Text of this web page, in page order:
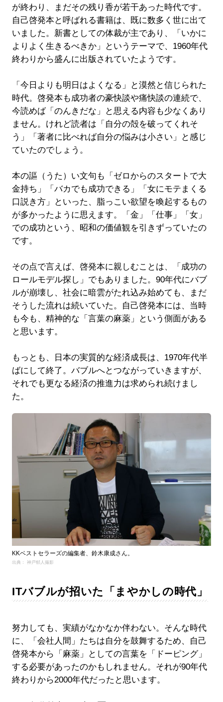
が終わり、まだその残り香が若干あった時代です。
自己啓発本と呼ばれる書籍は、既に数多く世に出て
いました。新書としての体裁が主であり、「いかに
よりよく生きるべきか」というテーマで、1960年代
終わりから盛んに出版されていたようです。
「今日よりも明日はよくなる」と漠然と信じられた
時代。啓発本も成功者の豪快談や痛快談の連続で、
今読めば「のんきだな」と思える内容も少なくあり
ません。けれど読者は「自分の殻を破ってくれそ
う」「著者に比べれば自分の悩みは小さい」と感じ
ていたのでしょう。
本の謳（うた）い文句も「ゼロからのスタートで大
金持ち」「バカでも成功できる」「女にモテまくる
口説き方」といった、脂っこい欲望を喚起するもの
が多かったように思えます。「金」「仕事」「女」
での成功という、昭和の価値観を引きずっていたの
です。
その点で言えば、啓発本に親しむことは、「成功の
ロールモデル探し」でもありました。90年代にバブ
ルが崩壊し、社会に暗雲がたれ込み始めても、まだ
そうした流れは続いていた。自己啓発本には、当時
も今も、精神的な「言葉の麻薬」という側面がある
と思います。
もっとも、日本の実質的な経済成長は、1970年代半
ばにして終了。バブルへとつながっていきますが、
それでも更なる経済の推進力は求められ続けまし
た。
KKベストセラーズの編集者、鈴木康成さん。
出典： 神戸郁人撮影
ITバブルが招いた「まやかしの時代」
努力しても、実績がなかなか伴わない。そんな時代
に、「会社人間」たちは自分を鼓舞するため、自己
啓発本から「麻薬」としての言葉を「ドーピング」
する必要があったのかもしれません。それが90年代
終わりから2000年代だったと思います。